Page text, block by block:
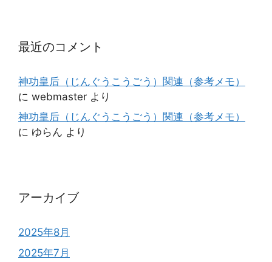
最近のコメント
神功皇后（じんぐうこうごう）関連（参考メモ）
に webmaster より
神功皇后（じんぐうこうごう）関連（参考メモ）
に ゆらん より
アーカイブ
2025年8月
2025年7月